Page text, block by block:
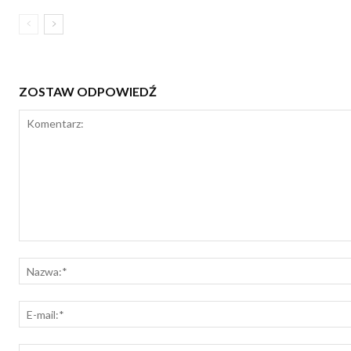
ZOSTAW ODPOWIEDŹ